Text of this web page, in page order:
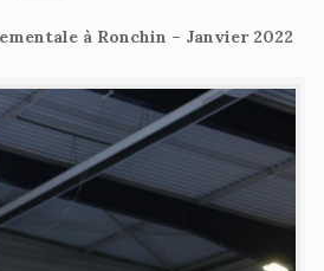
à Ronchin – Janvier 2022